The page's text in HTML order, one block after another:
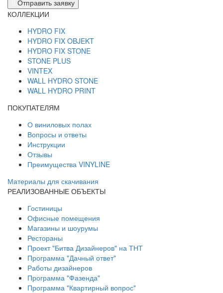
Отправить заявку
КОЛЛЕКЦИИ
HYDRO FIX
HYDRO FIX OBJEKT
HYDRO FIX STONE
STONE PLUS
VINTEX
WALL HYDRO STONE
WALL HYDRO PRINT
ПОКУПАТЕЛЯМ
О виниловых полах
Вопросы и ответы
Инструкции
Отзывы
Преимущества VINYLINE
Материалы для скачивания
РЕАЛИЗОВАННЫЕ ОБЪЕКТЫ
Гостиницы
Офисные помещения
Магазины и шоурумы
Рестораны
Проект "Битва Дизайнеров" на ТНТ
Программа "Дачный ответ"
Работы дизайнеров
Программа "Фазенда"
Программа "Квартирный вопрос"